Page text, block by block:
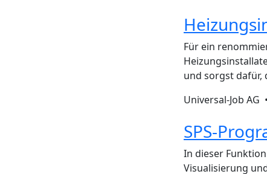
Für ein
und sorgst dafür,
Universal-Job AG •
SPS-
In dieser
Visualisierung